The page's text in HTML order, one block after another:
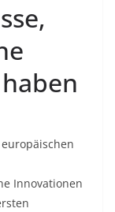
Innovationen